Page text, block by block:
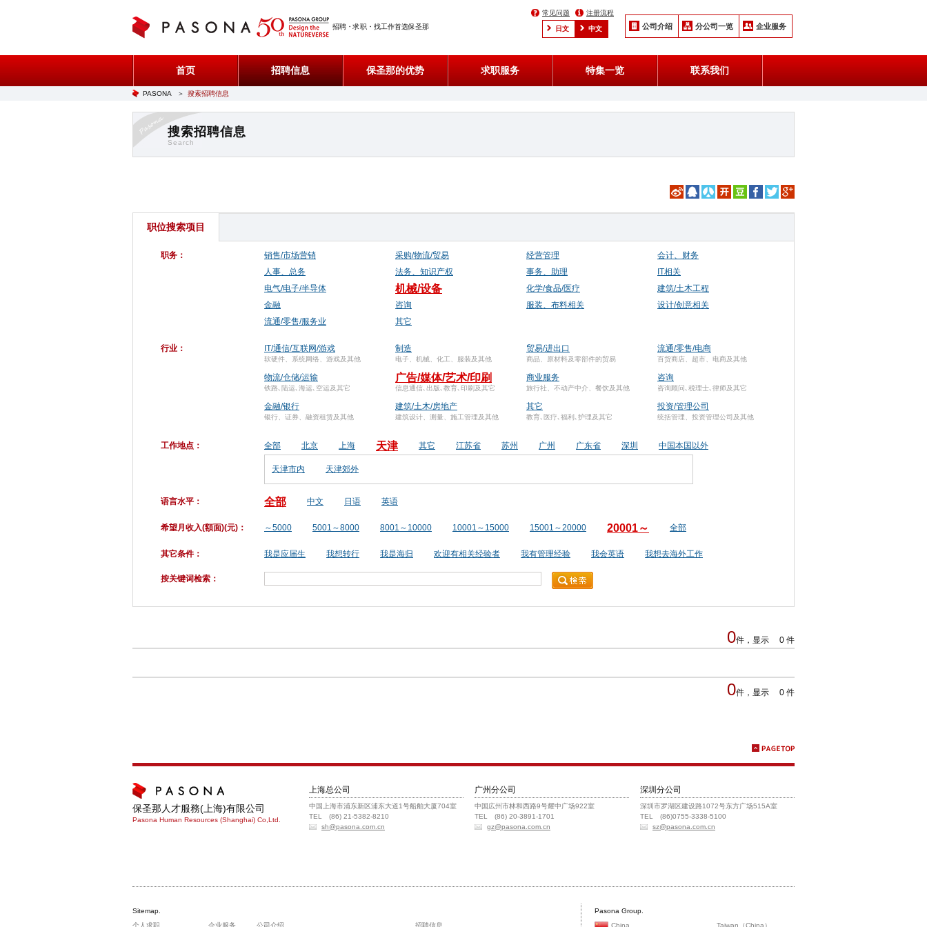
招聘・求职・找工作首选保圣那
常见问题 注册流程
日文 中文 公司介绍 分公司一览 企业服务
首页 招聘信息 保圣那的优势 求职服务 特集一览 联系我们
PASONA ＞ 搜索招聘信息
搜索招聘信息
Search
职位搜索项目
职务： 销售/市场营销 采购/物流/贸易 经营管理
会计、财务
人事、总务
法务、知识产权 事务、助理
IT相关
电气/电子/半导体
机械/设备 化学/食品/医疗
建筑/土木工程
金融
咨询 服装、布料相关
设计/创意相关
流通/零售/服务业
其它
行业： IT/通信/互联网/游戏
软硬件、系统网络、游戏及其他
制造
电子、机械、化工、服装及其他
贸易/进出口
商品、原材料及零部件的贸易
流通/零售/电商
百货商店、超市、电商及其他
物流/仓储/运输
铁路､陆运､海运､空运及其它
广告/媒体/艺术/印刷
信息通信､出版､教育､印刷及其它
商业服务
旅行社、不动产中介、餐饮及其他
咨询
咨询顾问､税理士､律师及其它
金融/银行
银行、证券、融资租赁及其他
建筑/土木/房地产
建筑设计、测量、施工管理及其他
其它
教育､医疗､福利､护理及其它
投资/管理公司
统括管理、投资管理公司及其他
工作地点： 全部 北京 上海 天津 其它 江苏省 苏州 广州 广东省 深圳 中国本国以外
天津市内 天津郊外
语言水平： 全部 中文 日语 英语
希望月收入(額面)(元)： ～5000 5001～8000 8001～10000 10001～15000 15001～20000 20001～ 全部
其它条件： 我是应届生 我想转行 我是海归 欢迎有相关经验者 我有管理经验 我会英语 我想去海外工作
按关键词检索：
0件，显示 0 件
0件，显示 0 件
保圣那人才服務(上海)有限公司
Pasona Human Resources (Shanghai) Co,Ltd.
上海总公司
中国上海市浦东新区浦东大道1号船舶大厦704室
TEL (86) 21-5382-8210
sh@pasona.com.cn
广州分公司
中国広州市林和西路9号耀中广场922室
TEL (86) 20-3891-1701
gz@pasona.com.cn
深圳分公司
深圳市罗湖区建设路1072号东方广场515A室
TEL (86)0755-3338-5100
sz@pasona.com.cn
Sitemap.
个人求职
企业服务 公司介绍 招聘信息
Pasona Group.
China
Taiwan（China）